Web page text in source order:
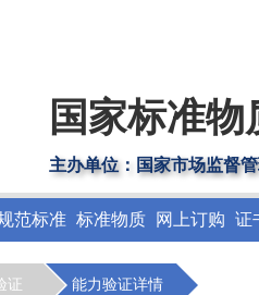
国家标准
主办单位：国家市场监督
范标准 标准物质 网上订购 证
证 能力验证详情